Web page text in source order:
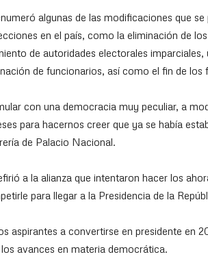
algunas de las modificaciones que
en el país, como la eliminación de
de autoridades electorales
de funcionarios, así como el fin de los
con una democracia muy peculiar, a
para hacernos creer que ya se había
de Palacio Nacional.
a la alianza que intentaron hacer los
para llegar a la Presidencia de la
aspirantes a convertirse en presidente en
avances en materia democrática.